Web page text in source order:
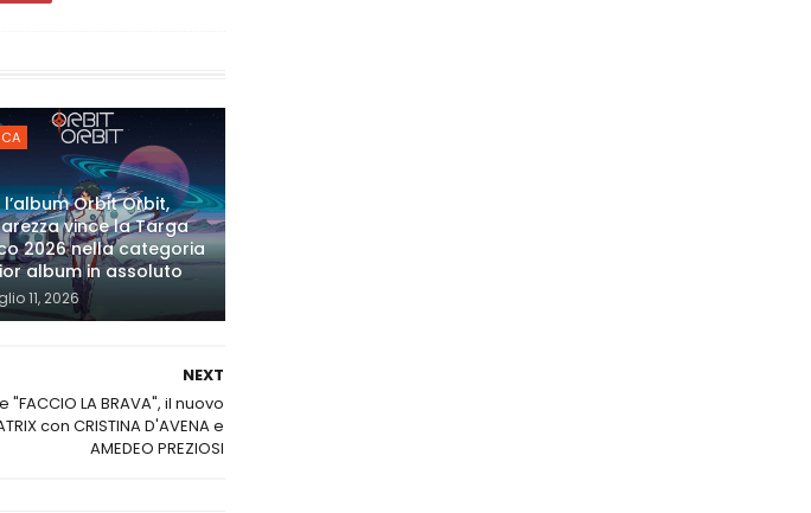
Orbit Orbit,
vince la Targa
2026 nella categoria
album in assoluto
11, 2026
NEXT
LA BRAVA", il nuovo
con CRISTINA D'AVENA e
AMEDEO PREZIOSI